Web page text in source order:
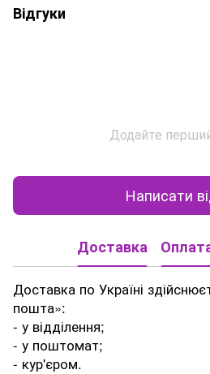
Відгуки
Додайте
Написати
Доставка
Доставка по Україні
пошта»:
- у відділення;
- у поштомат;
- кур'єром.